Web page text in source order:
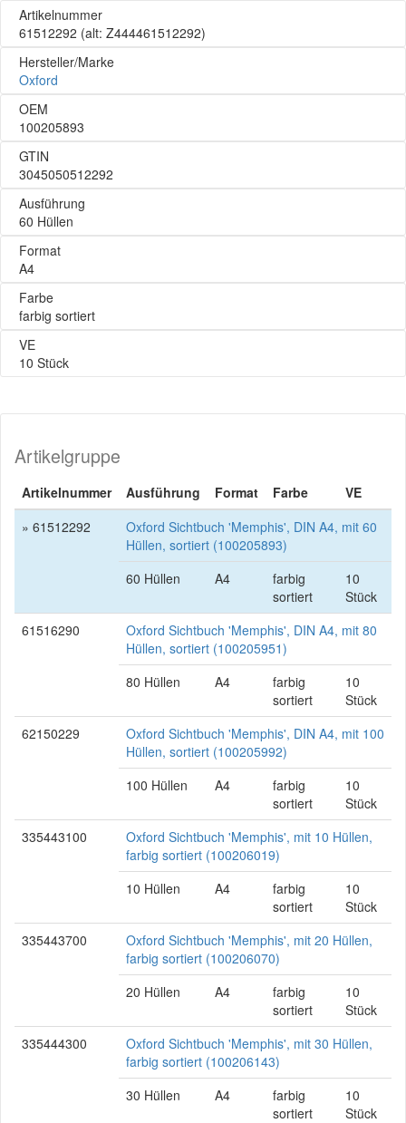
Artikelnummer
61512292 (alt: Z444461512292)
Hersteller/Marke
Oxford
OEM
100205893
GTIN
3045050512292
Ausführung
60 Hüllen
Format
A4
Farbe
farbig sortiert
VE
10 Stück
Artikelgruppe
Artikelnummer Ausführung Format Farbe
VE
» 61512292
Oxford Sichtbuch 'Memphis', DIN A4, mit 60
Hüllen, sortiert (100205893)
60 Hüllen
A4
farbig
sortiert
10
Stück
61516290
Oxford Sichtbuch 'Memphis', DIN A4, mit 80
Hüllen, sortiert (100205951)
80 Hüllen
A4
farbig
sortiert
10
Stück
62150229
Oxford Sichtbuch 'Memphis', DIN A4, mit 100
Hüllen, sortiert (100205992)
100 Hüllen
A4
farbig
sortiert
10
Stück
335443100
Oxford Sichtbuch 'Memphis', mit 10 Hüllen,
farbig sortiert (100206019)
10 Hüllen
A4
farbig
sortiert
10
Stück
335443700
Oxford Sichtbuch 'Memphis', mit 20 Hüllen,
farbig sortiert (100206070)
20 Hüllen
A4
farbig
sortiert
10
Stück
335444300
Oxford Sichtbuch 'Memphis', mit 30 Hüllen,
farbig sortiert (100206143)
30 Hüllen
A4
farbig
sortiert
10
Stück